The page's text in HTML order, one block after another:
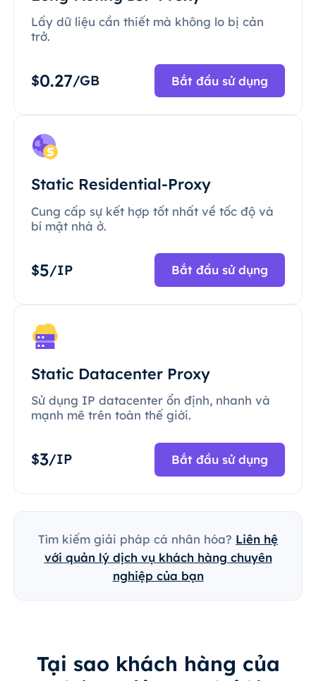
Lấy dữ liệu cần thiết mà không lo bị cản
trở.
$0.27/GB Bắt đầu sử dụng
Static Residential-Proxy
Cung cấp sự kết hợp tốt nhất về tốc độ và
bí mật nhà ở.
$5/IP Bắt đầu sử dụng
Static Datacenter Proxy
Sử dụng IP datacenter ổn định, nhanh và
mạnh mẽ trên toàn thế giới.
$3/IP Bắt đầu sử dụng
Tìm kiếm giải pháp cá nhân hóa? Liên hệ
với quản lý dịch vụ khách hàng chuyên
nghiệp của bạn
Tại sao khách hàng của